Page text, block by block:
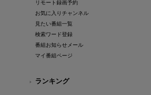
リモート録画予約
お気に入りチャンネル
見たい番組一覧
検索ワード登録
番組お知らせメール
マイ番組ページ
ランキング